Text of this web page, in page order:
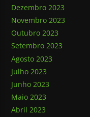
Dezembro 2023
Novembro 2023
Outubro 2023
Setembro 2023
Agosto 2023
Julho 2023
Junho 2023
Maio 2023
Abril 2023